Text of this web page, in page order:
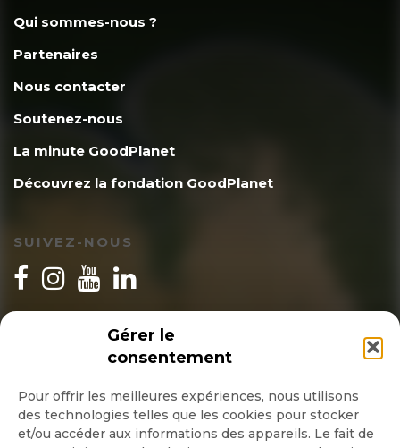
Gérer le
consentement
Pour offrir les meilleures expériences, nous utilisons
des technologies telles que les cookies pour stocker
et/ou accéder aux informations des appareils. Le fait de
Qui sommes-nous ?
Partenaires
Nous contacter
Soutenez-nous
La minute GoodPlanet
Découvrez la fondation GoodPlanet
SUIVEZ-NOUS
INSCRIPTION NEWSLETTER
Quotidienne